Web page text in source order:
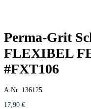
Perma-Grit
FLEXIBEL
#FXT106
A.Nr. 136125
17,90 €